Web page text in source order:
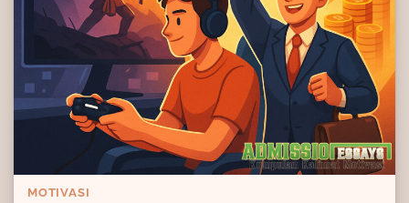
MOTIVASI